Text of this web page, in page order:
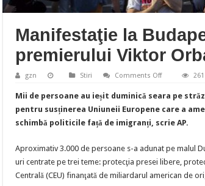
Manifestaţie la
premierului Viktor
gzn Stiri Comments Offon
Budapesta
împotriva
premierului
Viktor
pentru
UE
Mii de persoane au ieșit duminică seara pe
pentru susținerea Uniuneii Europene care a
schimbă politicile față de imigranți, scrie AP.
Aproximativ 3.000 de persoane s-a adunat pe malul
uri centrate pe trei teme: protecţia presei libere,
Centrală (CEU) finanţată de miliardarul american de